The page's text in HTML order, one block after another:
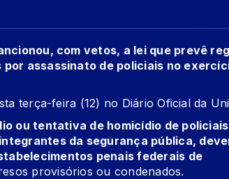
com vetos, a lei que prevê
assassinato de policiais no
terça-feira (12) no Diário Oficial da
ou tentativa de homicídio de
da segurança pública,
penais federais de
provisórios ou condenados.